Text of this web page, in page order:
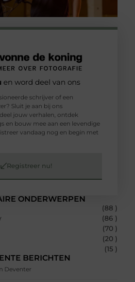
ONDERWERPEN
(88 )
(86 )
(70 )
(20 )
(15 )
BERICHTEN
Deventer
en word deel van ons
schrijver of een
Sluit je aan bij ons
jouw verhalen, ontdek
en bouw mee aan een levendige
vandaag nog en begin met
Registreer nu!